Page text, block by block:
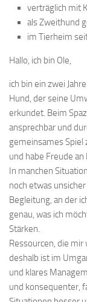
verträglich mit
als Zweithund
im Tierheim
Hallo, ich bin Ole,
ich bin ein zwei
Hund, der seine
erkundet. Beim
ansprechbar und
gemeinsames Spiel
und habe Freude
In manchen
noch etwas
Begleitung, an der
genau, was ich
Stärken.
Ressourcen, die
deshalb ist im
und klares
und konsequenter,